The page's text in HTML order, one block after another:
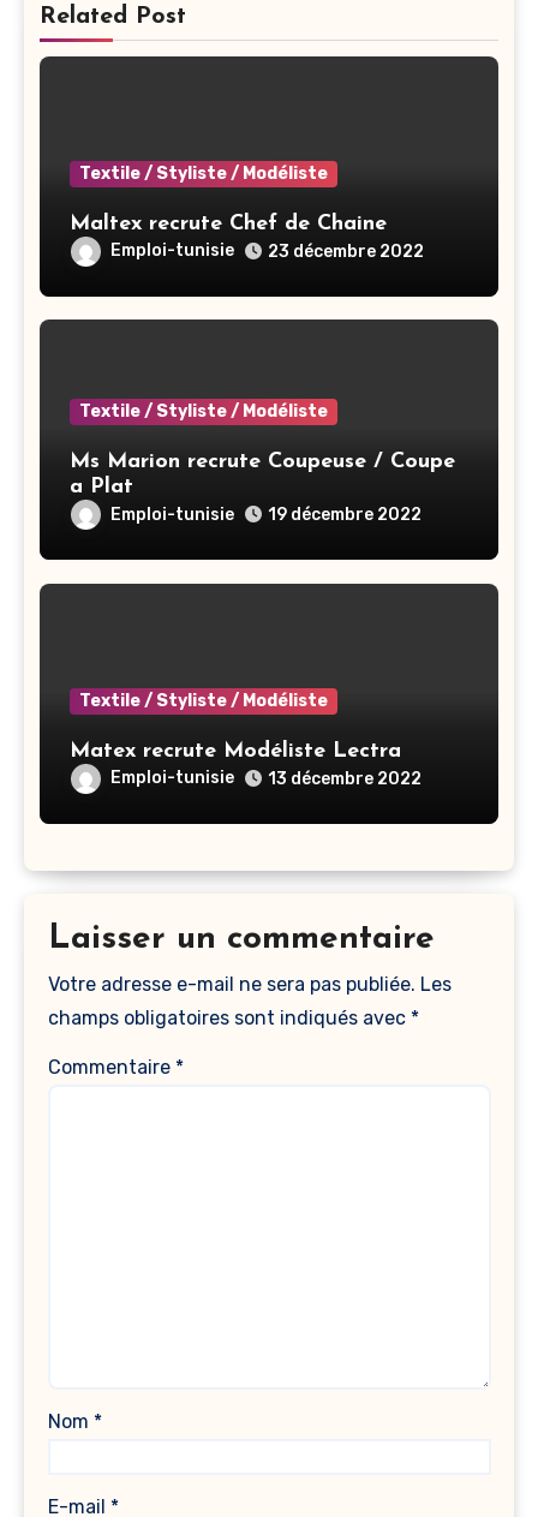
Related Post
Textile / Styliste / Modéliste
Maltex recrute Chef de Chaine
Emploi-tunisie 23 décembre 2022
Textile / Styliste / Modéliste
Ms Marion recrute Coupeuse / Coupe
a Plat
Emploi-tunisie 19 décembre 2022
Textile / Styliste / Modéliste
Matex recrute Modéliste Lectra
Emploi-tunisie 13 décembre 2022
Laisser un commentaire
Votre adresse e-mail ne sera pas publiée. Les
champs obligatoires sont indiqués avec *
Commentaire *
Nom *
E-mail *